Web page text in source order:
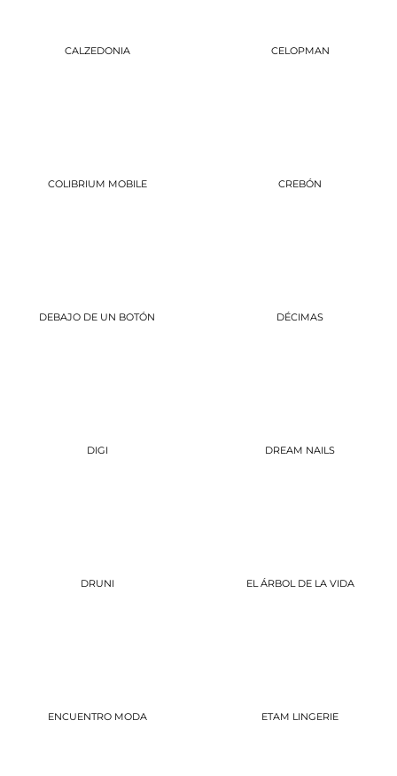
CALZEDONIA CELOPMAN
COLIBRIUM MOBILE CREBÓN
DEBAJO DE UN BOTÓN DÉCIMAS
DIGI DREAM NAILS
DRUNI EL ÁRBOL DE LA VIDA
ENCUENTRO MODA ETAM LINGERIE